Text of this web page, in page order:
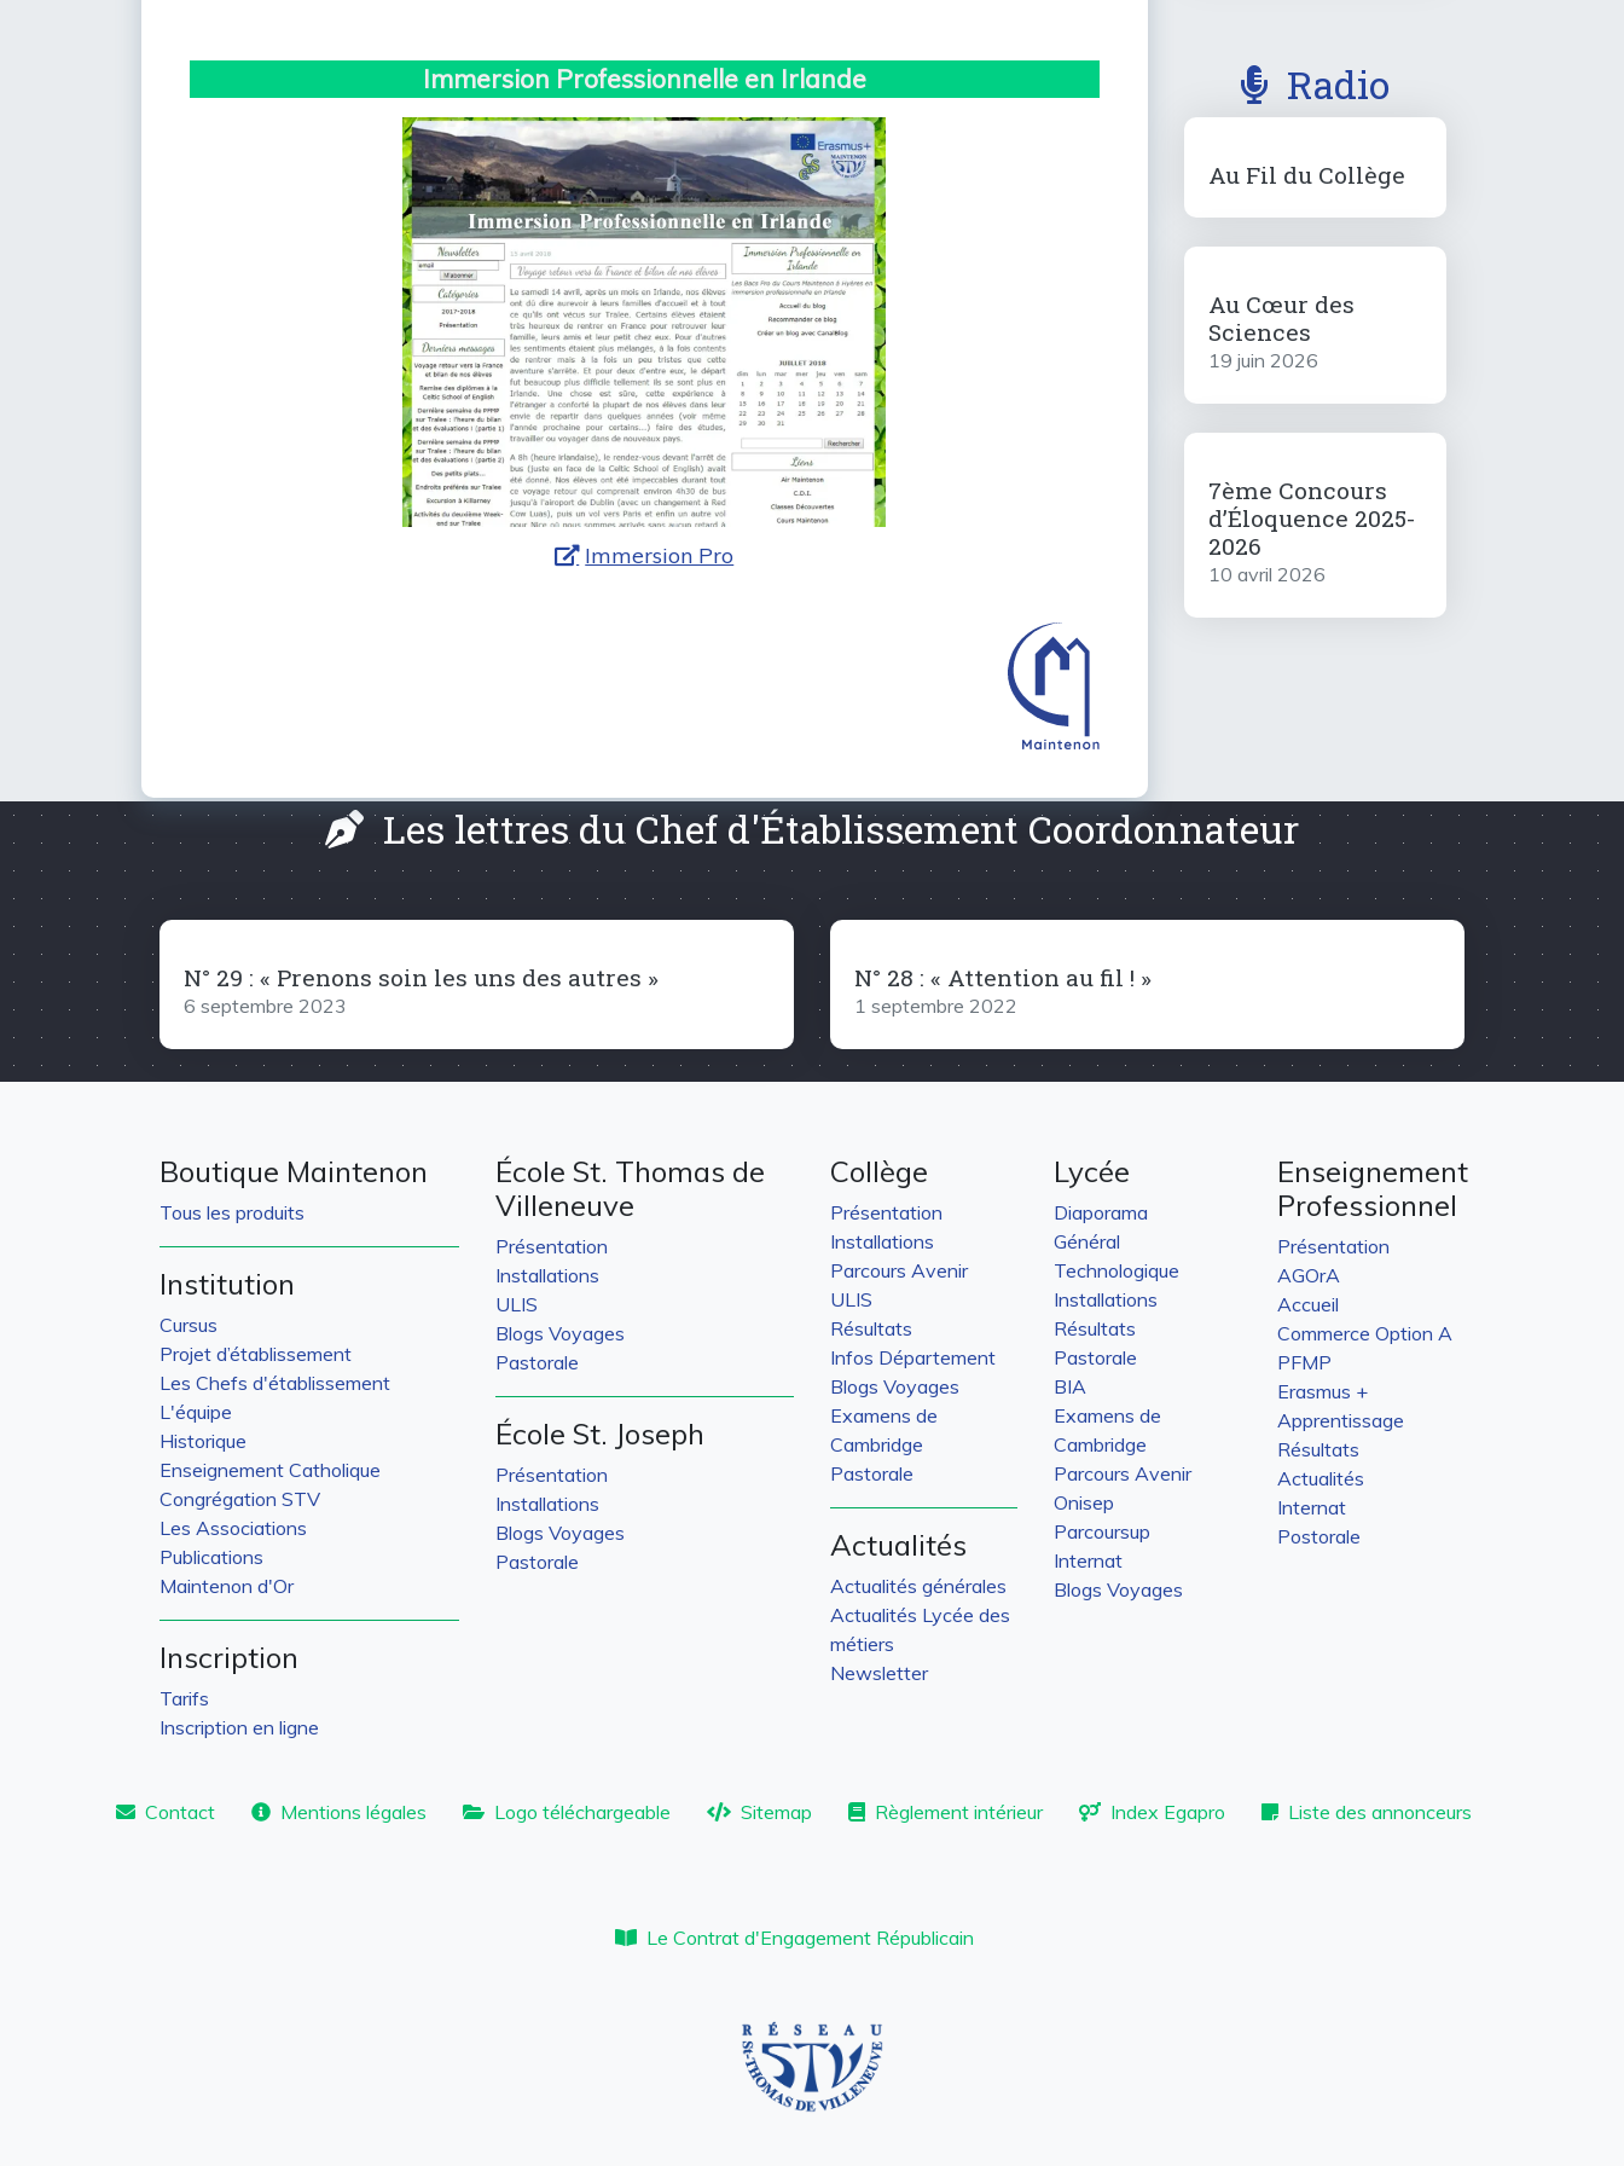
Immersion Professionnelle en Irlande
Immersion Pro
Radio
Au Fil du Collège
Au Cœur des
Sciences
19 juin 2026
7ème Concours
d’Éloquence 2025-
2026
10 avril 2026
Les lettres du Chef d'Établissement Coordonnateur
N° 29 : « Prenons soin les uns des autres »
6 septembre 2023
N° 28 : « Attention au fil ! »
1 septembre 2022
Boutique Maintenon
Tous les produits
Institution
Cursus
Projet d’établissement
Les Chefs d'établissement
L'équipe
Historique
Enseignement Catholique
Congrégation STV
Les Associations
Publications
Maintenon d'Or
Inscription
Tarifs
Inscription en ligne
École St. Thomas de
Villeneuve
Présentation
Installations
ULIS
Blogs Voyages
Pastorale
École St. Joseph
Présentation
Installations
Blogs Voyages
Pastorale
Collège
Présentation
Installations
Parcours Avenir
ULIS
Résultats
Infos Département
Blogs Voyages
Examens de
Cambridge
Pastorale
Actualités
Actualités générales
Actualités Lycée des
métiers
Newsletter
Lycée
Diaporama
Général
Technologique
Installations
Résultats
Pastorale
BIA
Examens de
Cambridge
Parcours Avenir
Onisep
Parcoursup
Internat
Blogs Voyages
Enseignement
Professionnel
Présentation
AGOrA
Accueil
Commerce Option A
PFMP
Erasmus +
Apprentissage
Résultats
Actualités
Internat
Postorale
Contact Mentions légales Logo téléchargeable Sitemap Règlement intérieur Index Egapro Liste des annonceurs
Le Contrat d'Engagement Républicain